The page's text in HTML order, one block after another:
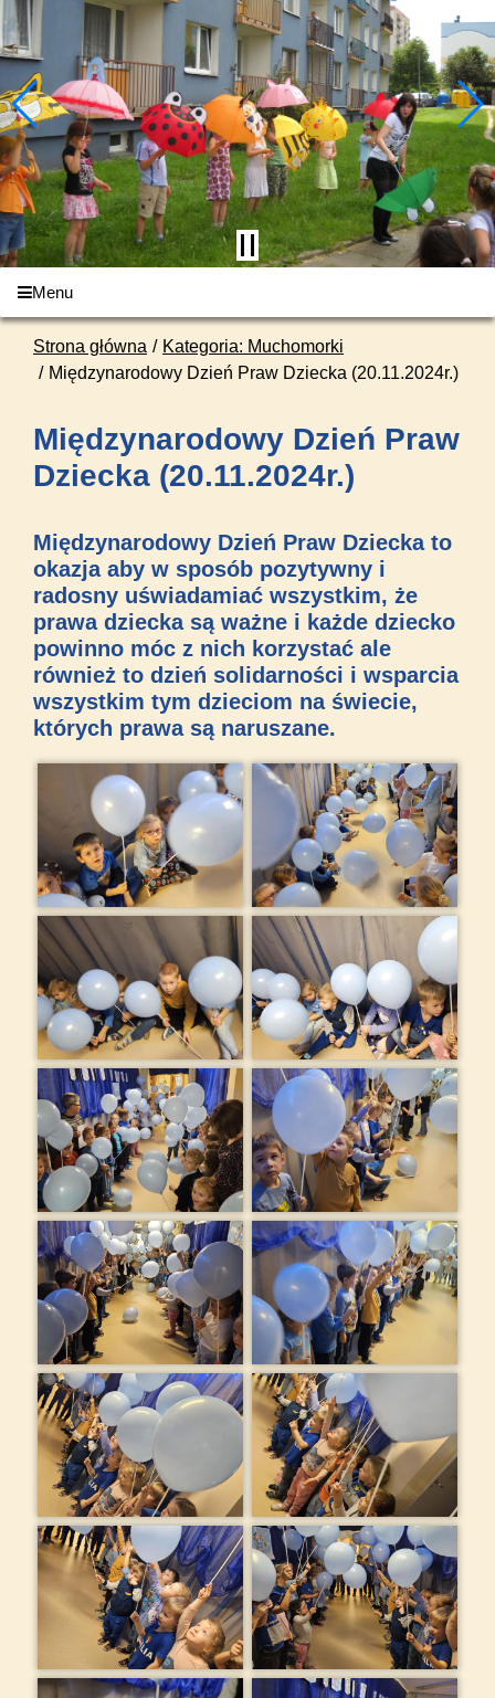
Menu
Strona główna
Kategoria: Muchomorki
Międzynarodowy Dzień Praw Dziecka (20.11.2024r.)
Międzynarodowy Dzień Praw
Dziecka (20.11.2024r.)
Międzynarodowy Dzień Praw Dziecka to
okazja aby w sposób pozytywny i
radosny uświadamiać wszystkim, że
prawa dziecka są ważne i każde dziecko
powinno móc z nich korzystać ale
również to dzień solidarności i wsparcia
wszystkim tym dzieciom na świecie,
których prawa są naruszane.